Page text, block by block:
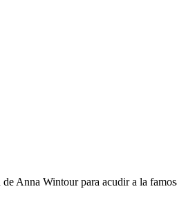
Anna Wintour para acudir a la